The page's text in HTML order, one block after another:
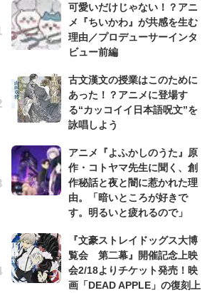
可愛いだけじゃない！？アニ
メ『ちいかわ』が共感を生む
理由／プロデューサーインタ
ビュー前編
古文漢文の授業はこのために
あった！？アニメに登場す
る“カッコイイ日本語呪文”を
詠唱しよう
アニメ『よふかしのうた』原
作・コトヤマ先生に聞く、創
作秘話と夜と闇に惹かれた理
由。「暗いところが好きで
す。明るいと疲れるので」
『文豪ストレイドッグス大博
覧会 第二幕』開催記念上映
会2/18よりチケット発売！映
画「DEAD APPLE」の復刻上